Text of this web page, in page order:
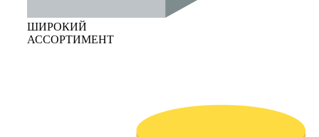
ШИРОКИЙ
АССОРТИМЕНТ